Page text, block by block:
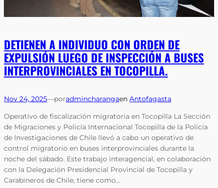
DETIENEN A INDIVIDUO CON ORDEN DE
EXPULSIÓN LUEGO DE INSPECCIÓN A BUSES
INTERPROVINCIALES EN TOCOPILLA.
Nov 24, 2025—poradmincharangaen Antofagasta
Operativo de fiscalización migratoria en Tocopilla La Sección
de Migraciones y Policía Internacional Tocopilla de la Policía
de Investigaciones de Chile llevó a cabo un operativo de
control migratorio en buses interprovinciales durante la
noche del sábado. Este trabajo interagencial, en colaboración
con la Delegación Presidencial Provincial de Tocopilla y
Carabineros de Chile, tiene como…